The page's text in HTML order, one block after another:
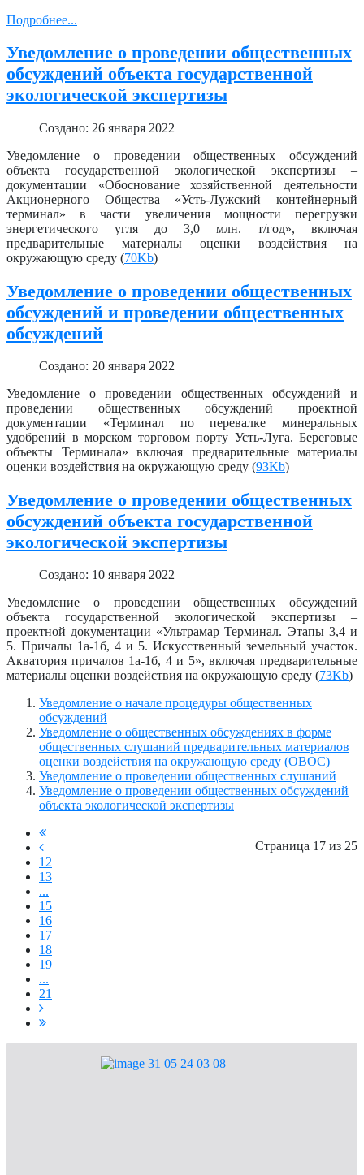
Подробнее...
Уведомление о проведении общественных
обсуждений объекта государственной
экологической экспертизы
Создано: 26 января 2022
Уведомление о проведении общественных обсуждений
объекта государственной экологической экспертизы –
документации «Обоснование хозяйственной деятельности
Акционерного Общества «Усть-Лужский контейнерный
терминал» в части увеличения мощности перегрузки
энергетического угля до 3,0 млн. т/год», включая
предварительные материалы оценки воздействия на
окружающую среду (70Kb)
Уведомление о проведении общественных
обсуждений и проведении общественных
обсуждений
Создано: 20 января 2022
Уведомление о проведении общественных обсуждений и
проведении общественных обсуждений проектной
документации «Терминал по перевалке минеральных
удобрений в морском торговом порту Усть-Луга. Береговые
объекты Терминала» включая предварительные материалы
оценки воздействия на окружающую среду (93Kb)
Уведомление о проведении общественных
обсуждений объекта государственной
экологической экспертизы
Создано: 10 января 2022
Уведомление о проведении общественных обсуждений
объекта государственной экологической экспертизы –
проектной документации «Ультрамар Терминал. Этапы 3,4 и
5. Причалы 1а-1б, 4 и 5. Искусственный земельный участок.
Акватория причалов 1а-1б, 4 и 5», включая предварительные
материалы оценки воздействия на окружающую среду (73Kb)
Уведомление о начале процедуры общественных
обсуждений
Уведомление о общественных обсуждениях в форме
общественных слушаний предварительных материалов
оценки воздействия на окружающую среду (ОВОС)
Уведомление о проведении общественных слушаний
Уведомление о проведении общественных обсуждений
объекта экологической экспертизы
Страница 17 из 25
12
13
...
15
16
17
18
19
...
21